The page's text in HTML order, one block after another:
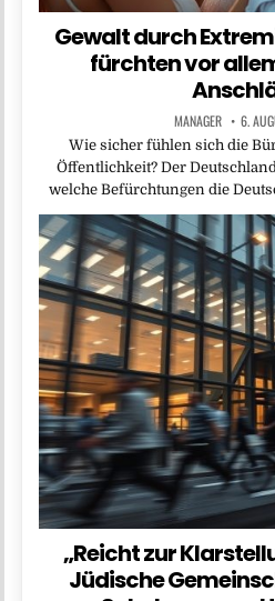
Gewalt durch
fürchten vor
MANAGER 6.
Wie sicher fühlen sich die
Öffentlichkeit? Der
welche Befürchtungen die
„Reicht zur
Jüdische